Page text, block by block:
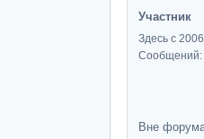
Участник
Здесь с
Сообщений:
Вне